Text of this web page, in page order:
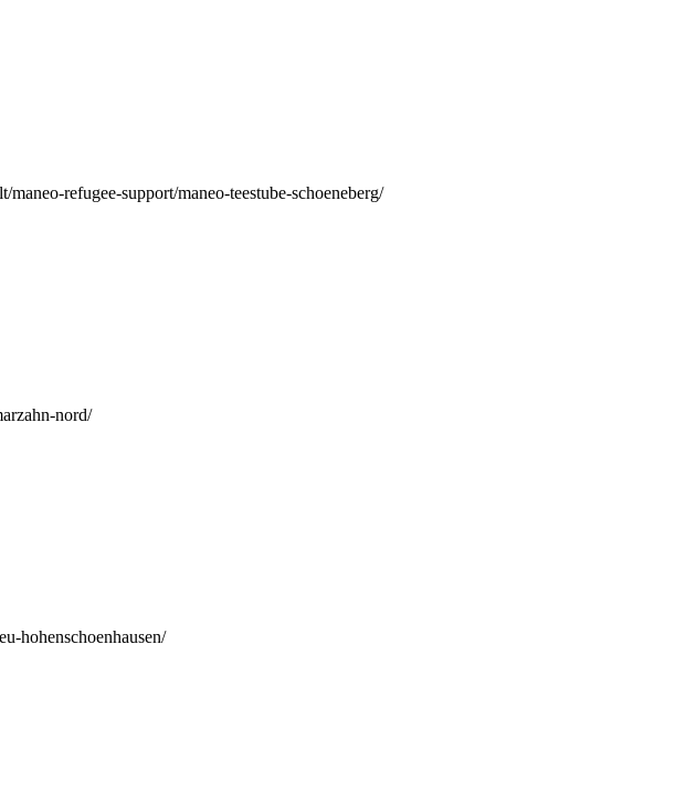
refugee-support/maneo-teestube-schoeneberg/
nord/
hohenschoenhausen/